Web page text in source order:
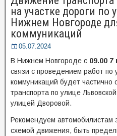
на участке дороги по
Нижнем Новгороде
коммуникаций
05.07.2024
В Нижнем Новгороде с 09.00
связи с проведением работ по
коммуникаций будет частично
транспорта по улице
улицей Дворовой.
Рекомендуем автомобилистам
схемой движения, быть